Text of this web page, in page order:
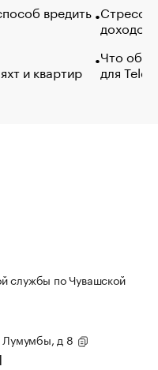
вредить
и квартир
Стресс
доходов
Что
для
службы по Чувашской
Лумумбы, д 8